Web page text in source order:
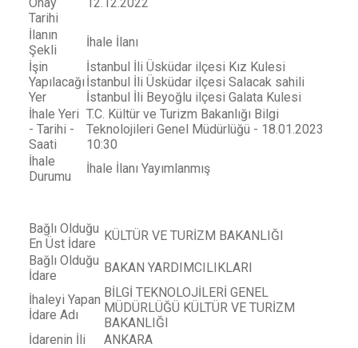
Tarihi
İlanın
Şekli
İhale İlanı
İşin
Yapılacağı
Yer
İstanbul İli Üsküdar ilçesi Kız Kulesi
İstanbul İli Üsküdar ilçesi Salacak sahili
İstanbul İli Beyoğlu ilçesi Galata Kulesi
İhale Yeri
- Tarihi -
Saati
T.C. Kültür ve Turizm Bakanlığı Bilgi
Teknolojileri Genel Müdürlüğü - 18.01.2023
10:30
İhale
Durumu
İhale İlanı Yayımlanmış
Bağlı Olduğu
En Üst İdare
KÜLTÜR VE TURİZM BAKANLIĞI
Bağlı Olduğu
İdare
BAKAN YARDIMCILIKLARI
İhaleyi Yapan
İdare Adı
BİLGİ TEKNOLOJİLERİ GENEL
MÜDÜRLÜĞÜ KÜLTÜR VE TURİZM
BAKANLIĞI
İdarenin İli
ANKARA